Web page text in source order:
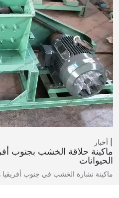
أخبار
ماكينة حلاقة الخشب بجنوب
الحيوانات
ماكينة نشارة الخشب في جنوب